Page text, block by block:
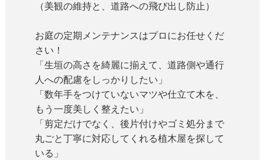
（美観の維持と、道路への飛び出し防止）
お庭の定期メンテナンスはプロにお任せくだ
さい！
「生垣の高さを綺麗に揃えて、道路側や通行
人への配慮をしっかりしたい」
「数年手をつけていないマツや仕立て木を、
もう一度美しく整えたい」
「剪定だけでなく、後片付けやゴミ処分まで
丸ごと丁寧に対応してくれる植木屋を探して
いる」